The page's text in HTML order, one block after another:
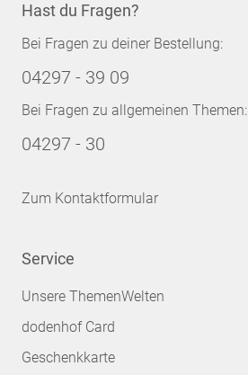
Hast du Fragen?
Bei Fragen zu deiner Bestellung:
04297 - 39 09
Bei Fragen zu allgemeinen Themen:
04297 - 30
Zum Kontaktformular
Service
Unsere ThemenWelten
dodenhof Card
Geschenkkarte